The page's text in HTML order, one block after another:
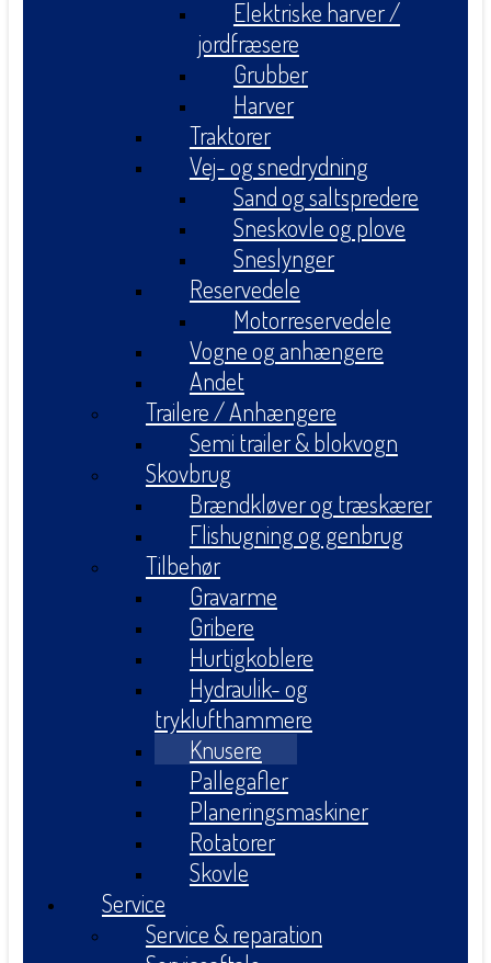
Elektriske harver /
jordfræsere
Grubber
Harver
Traktorer
Vej- og snedrydning
Sand og saltspredere
Sneskovle og plove
Sneslynger
Reservedele
Motorreservedele
Vogne og anhængere
Andet
Trailere / Anhængere
Semi trailer & blokvogn
Skovbrug
Brændkløver og træskærer
Flishugning og genbrug
Tilbehør
Gravarme
Gribere
Hurtigkoblere
Hydraulik- og
tryklufthammere
Knusere
Pallegafler
Planeringsmaskiner
Rotatorer
Skovle
Service
Service & reparation